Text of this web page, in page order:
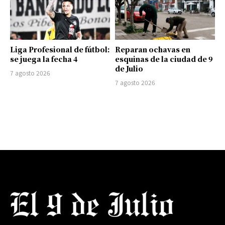
Liga Profesional de fútbol:
se juega la fecha 4
7 agosto 2026
Reparan ochavas en
esquinas de la ciudad de 9
de Julio
7 agosto 2026